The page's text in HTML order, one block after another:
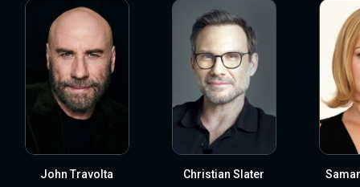
John Travolta Christian Slater